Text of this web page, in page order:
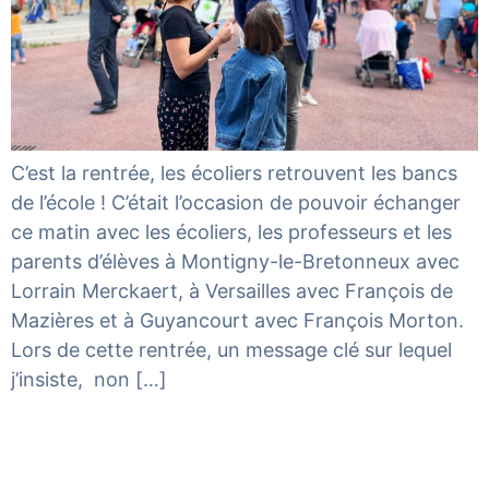
C’est la rentrée, les écoliers retrouvent les bancs
de l’école ! C’était l’occasion de pouvoir échanger
ce matin avec les écoliers, les professeurs et les
parents d’élèves à Montigny-le-Bretonneux avec
Lorrain Merckaert, à Versailles avec François de
Mazières et à Guyancourt avec François Morton.
Lors de cette rentrée, un message clé sur lequel
j’insiste, non […]